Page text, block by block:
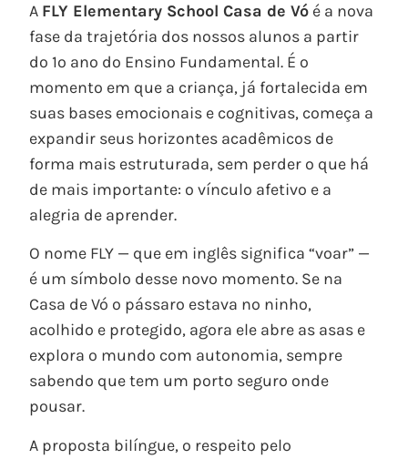
A FLY Elementary School Casa de Vó é a nova
fase da trajetória dos nossos alunos a partir
do 1º ano do Ensino Fundamental. É o
momento em que a criança, já fortalecida em
suas bases emocionais e cognitivas, começa a
expandir seus horizontes acadêmicos de
forma mais estruturada, sem perder o que há
de mais importante: o vínculo afetivo e a
alegria de aprender.
O nome FLY — que em inglês significa “voar” —
é um símbolo desse novo momento. Se na
Casa de Vó o pássaro estava no ninho,
acolhido e protegido, agora ele abre as asas e
explora o mundo com autonomia, sempre
sabendo que tem um porto seguro onde
pousar.
A proposta bilíngue, o respeito pelo